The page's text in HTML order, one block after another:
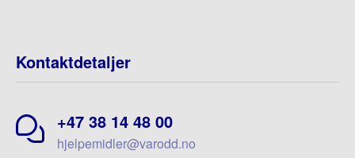
Kontaktdetaljer
+47 38 14 48 00
hjelpemidler@varodd.no